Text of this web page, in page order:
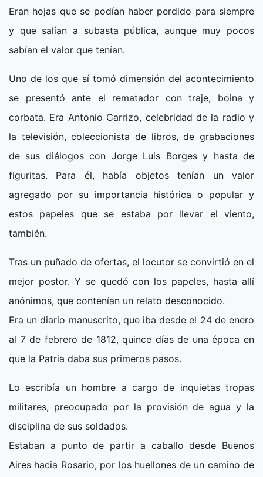
Eran hojas que se podían haber perdido para siempre
y que salían a subasta pública, aunque muy pocos
sabían el valor que tenían.
Uno de los que sí tomó dimensión del acontecimiento
se presentó ante el rematador con traje, boina y
corbata. Era Antonio Carrizo, celebridad de la radio y
la televisión, coleccionista de libros, de grabaciones
de sus diálogos con Jorge Luis Borges y hasta de
figuritas. Para él, había objetos tenían un valor
agregado por su importancia histórica o popular y
estos papeles que se estaba por llevar el viento,
también.
Tras un puñado de ofertas, el locutor se convirtió en el
mejor postor. Y se quedó con los papeles, hasta allí
anónimos, que contenían un relato desconocido.
Era un diario manuscrito, que iba desde el 24 de enero
al 7 de febrero de 1812, quince días de una época en
que la Patria daba sus primeros pasos.
Lo escribía un hombre a cargo de inquietas tropas
militares, preocupado por la provisión de agua y la
disciplina de sus soldados.
Estaban a punto de partir a caballo desde Buenos
Aires hacia Rosario, por los huellones de un camino de